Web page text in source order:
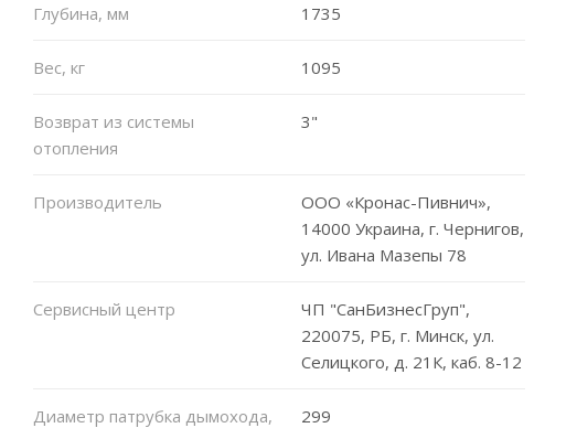
Глубина, мм 1735
Вес, кг 1095
Возврат из системы
отопления
3"
Производитель
ООО «Кронас-Пивнич»,
14000 Украина, г. Чернигов,
ул. Ивана Мазепы 78
Сервисный центр
ЧП "СанБизнесГруп",
220075, РБ, г. Минск, ул.
Селицкого, д. 21К, каб. 8-12
Диаметр патрубка дымохода,
299